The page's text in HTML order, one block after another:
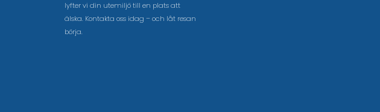
lyfter vi din utemiljö till en plats att
älska. Kontakta oss idag – och låt resan
börja.